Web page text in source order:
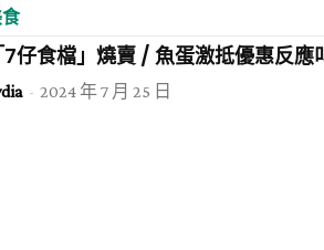
7仔食檔」燒賣 / 魚蛋激抵優惠反應
- 2024 年 7 月 25 日